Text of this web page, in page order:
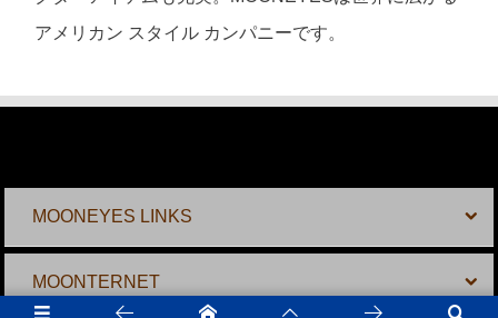
アメリカン スタイル カンパニーです。
MOONEYES LINKS
MOONTERNET